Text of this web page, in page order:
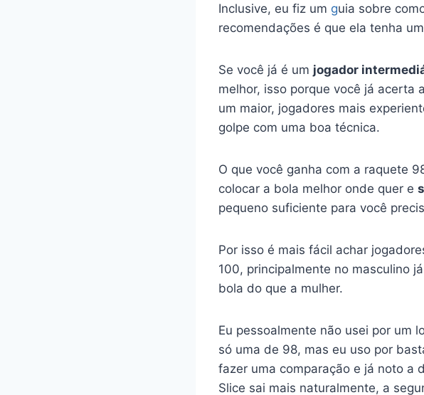
Inclusive, eu fiz um guia sobre
recomendações é que ela tenha
Se você já é um jogador
melhor, isso porque você já acerta
um maior, jogadores mais
golpe com uma boa técnica.
O que você ganha com a raquete
colocar a bola melhor onde quer e
pequeno suficiente para você
Por isso é mais fácil achar
100, principalmente no masculino
bola do que a mulher.
Eu pessoalmente não usei por um
só uma de 98, mas eu uso por
fazer uma comparação e já noto a
Slice sai mais naturalmente, a